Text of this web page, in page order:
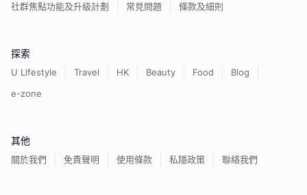
社群焦點功能及升級計劃
常見問題 條款及細則
探索
U Lifestyle Travel HK Beauty Food
Blog
e-zone
其他
關於我們 免責聲明 使用條款 私隱政策 聯絡我們